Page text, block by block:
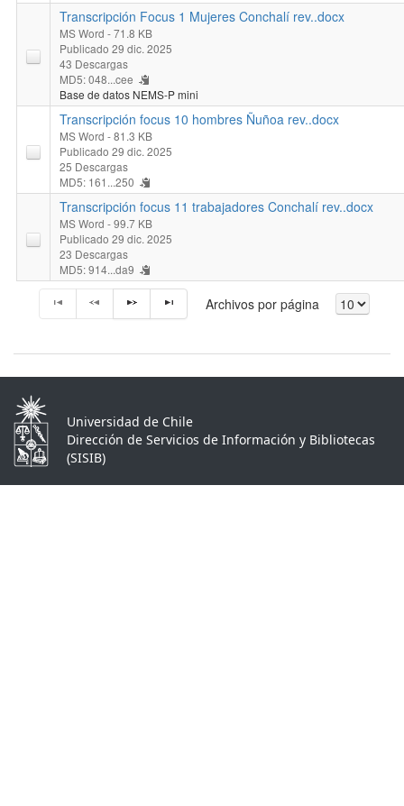
Transcripción Focus 1 Mujeres Conchalí rev..docx
MS Word - 71.8 KB
Publicado 29 dic. 2025
43 Descargas
MD5: 048...cee
Base de datos NEMS-P mini
Transcripción focus 10 hombres Ñuñoa rev..docx
MS Word - 81.3 KB
Publicado 29 dic. 2025
25 Descargas
MD5: 161...250
Transcripción focus 11 trabajadores Conchalí rev..docx
MS Word - 99.7 KB
Publicado 29 dic. 2025
23 Descargas
MD5: 914...da9
Archivos por página
Universidad de Chile
Dirección de Servicios de Información y Bibliotecas
(SISIB)